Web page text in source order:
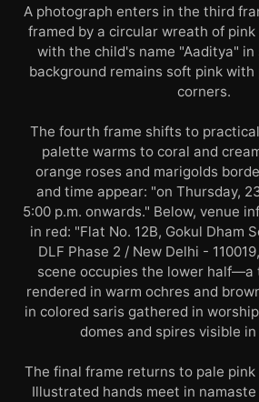
A photograph enters in the third
framed by a circular wreath of
with the child's name "Aaditya" in
background remains soft pink
corners.
The fourth frame shifts to
palette warms to coral and
orange roses and marigolds
and time appear: "on Thursday,
5:00 p.m. onwards." Below, venue
in red: "Flat No. 12B, Gokul Dham
DLF Phase 2 / New Delhi -
scene occupies the lower half—a
rendered in warm ochres and
in colored saris gathered in
domes and spires visible
The final frame returns to pale
Illustrated hands meet in